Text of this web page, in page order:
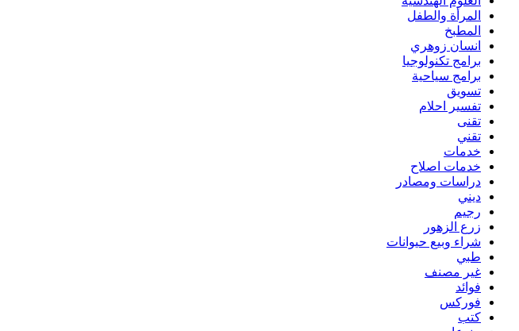
المرأة والطفل
المطبخ
انسان زوهري
برامج تكنولوجيا
برامج سياحية
تسويق
تفسير احلام
تقنى
تقني
خدمات
خدمات اصلاح
دراسات ومصادر
ديني
رجيم
زرع الزهور
شراء وبيع حيوانات
طبي
غير مصنف
فوائد
فوركس
كتب